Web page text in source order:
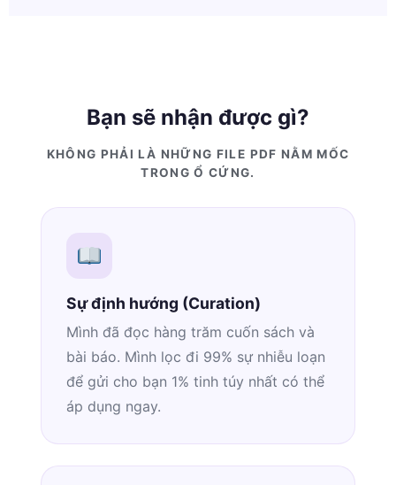
Bạn sẽ nhận được gì?
KHÔNG PHẢI LÀ NHỮNG FILE PDF NẰM MỐC
TRONG Ổ CỨNG.
Sự định hướng (Curation)
Mình đã đọc hàng trăm cuốn sách và
bài báo. Mình lọc đi 99% sự nhiễu loạn
để gửi cho bạn 1% tinh túy nhất có thể
áp dụng ngay.